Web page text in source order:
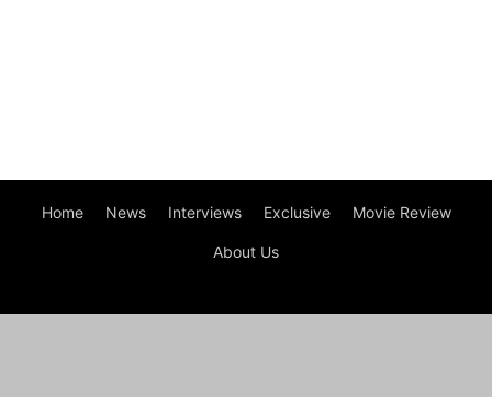
Home News Interviews Exclusive Movie Review
About Us